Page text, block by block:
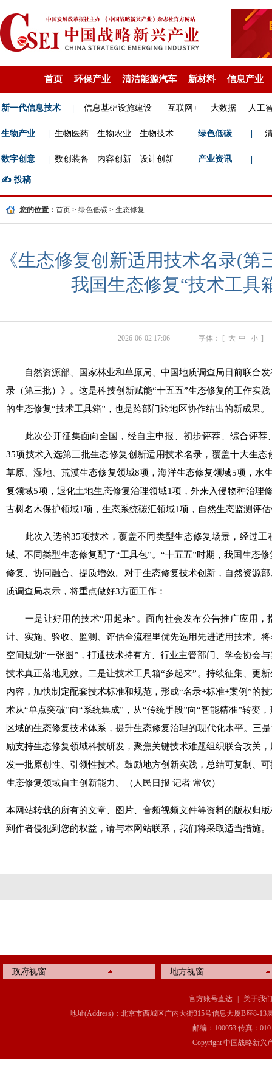
首页 环保产业 清洁能源汽车 新材料 信息产业
新一代信息技术 信息基础设施建设 互联网+ 大数据 人工
生物产业 生物医药 生物农业 生物技术 绿色低碳
数字创意 数创装备 内容创新 设计创新 产业资讯
✍️ 投稿
您的位置： 首页 > 绿色低碳 > 生态修复
《生态修复创新适用技术名录(
我国生态修复“技术工具
2026-06-02 17:06 字体： [ 大 中 小 ]
自然资源部、国家林业和草原局、中国地质调查局日前联合发
录（第三批）》。这是科技创新赋能“十五五”生态修复的工作实
的生态修复“技术工具箱”，也是跨部门跨地区协作结出的新成果。
此次公开征集面向全国，经自主申报、初步评荐、综合评荐
35项技术入选第三批生态修复创新适用技术名录，覆盖十大生态
草原、湿地、荒漠生态修复领域8项，海洋生态修复领域5项，水
复领域5项，退化土地生态修复治理领域1项，外来入侵物种治理
古树名木保护领域1项，生态系统碳汇领域1项，自然生态监测评
此次入选的35项技术，覆盖不同类型生态修复场景，经过工
域、不同类型生态修复配了“工具包”。“十五五”时期，我国生态
修复、协同融合、提质增效。对于生态修复技术创新，自然资源
质调查局表示，将重点做好3方面工作：
一是让好用的技术“用起来”。面向社会发布公告推广应用，
计、实施、验收、监测、评估全流程里优先选用先进适用技术。
空间规划“一张图”，打通技术持有方、行业主管部门、学会协会
技术真正落地见效。二是让技术工具箱“多起来”。持续征集、更
内容，加快制定配套技术标准和规范，形成“名录+标准+案例”的
术从“单点突破”向“系统集成”，从“传统手段”向“智能精准”转变
区域的生态修复技术体系，提升生态修复治理的现代化水平。三
励支持生态修复领域科技研发，聚焦关键技术难题组织联合攻关
发一批原创性、引领性技术。鼓励地方创新实践，总结可复制、
生态修复领域自主创新能力。（人民日报 记者 常钦）
本网站转载的所有的文章、图片、音频视频文件等资料的版权归
到作者侵犯到您的权益，请与本网站联系，我们将采取适当措施。
政府视窗 地方视窗
官方账号直达
关于我们
地址(Address)：北京市西城区广内大街315号信息大厦B座8-13
邮编：100053 传真：
Copyright 中国战略新兴